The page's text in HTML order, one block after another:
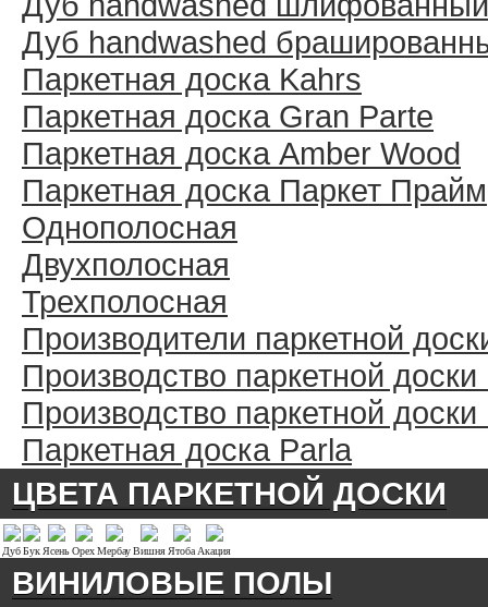
Дуб handwashed
Паркетная доска Kahrs
Паркетная доска Gran Parte
Паркетная доска Amber Wood
Паркетная доска Паркет Прайм
Однополосная
Двухполосная
Трехполосная
Производители паркетной
Производство паркетной
Производство паркетной
Паркетная доска Parla
ЦВЕТА ПАРКЕТНОЙ ДОСКИ
ДубБук ЯсеньОрехМербауВишня Ятоба Акация
ВИНИЛОВЫЕ ПОЛЫ